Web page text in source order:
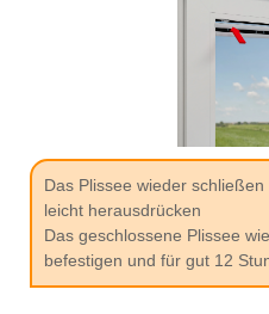
Das Plissee wieder
leicht herausdrücken
Das geschlossene Plissee
befestigen und für gut 12